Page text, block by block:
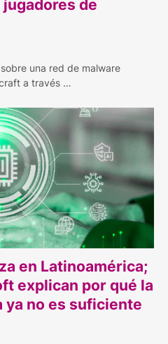
de
una red de malware
a través …
en Latinoamérica;
explican por qué la
ya no es suficiente